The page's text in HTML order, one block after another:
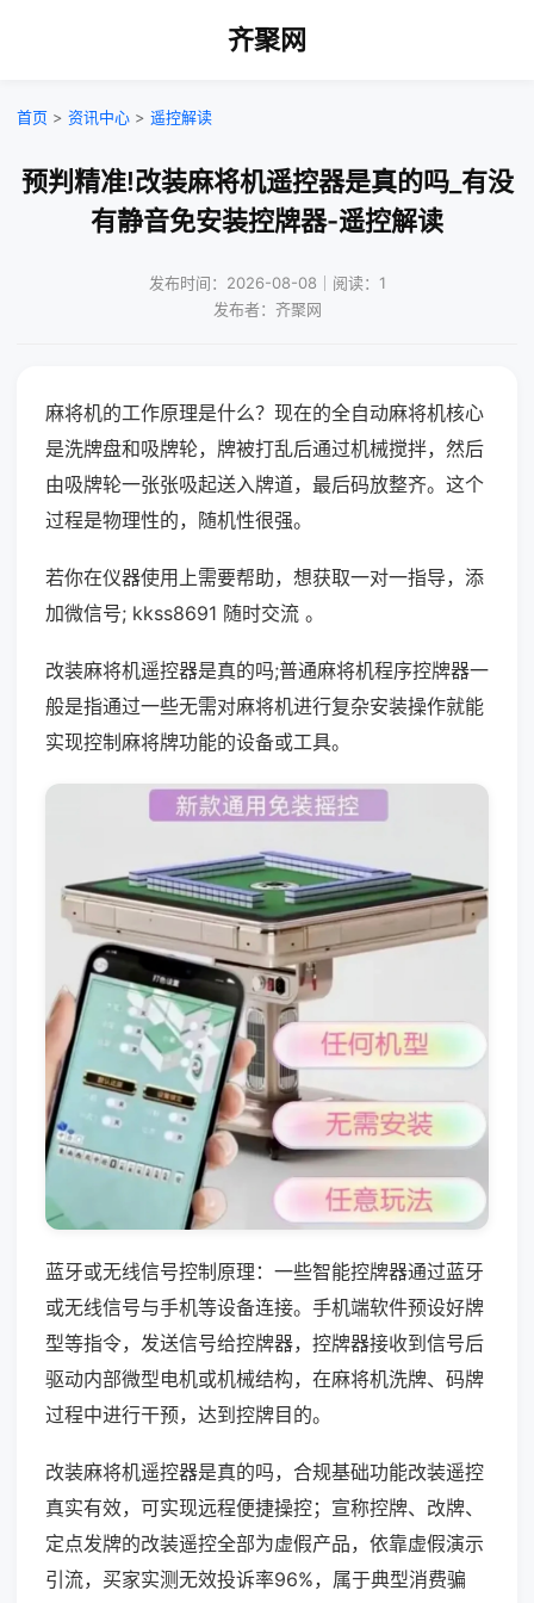
齐聚网
首页 > 资讯中心 > 遥控解读
预判精准!改装麻将机遥控器是真的吗_有没
有静音免安装控牌器-遥控解读
发布时间：2026-08-08｜阅读：1
发布者：齐聚网
麻将机的工作原理是什么？现在的全自动麻将机核心
是洗牌盘和吸牌轮，牌被打乱后通过机械搅拌，然后
由吸牌轮一张张吸起送入牌道，最后码放整齐。这个
过程是物理性的，随机性很强。
若你在仪器使用上需要帮助，想获取一对一指导，添
加微信号; kkss8691 随时交流 。
改装麻将机遥控器是真的吗;普通麻将机程序控牌器一
般是指通过一些无需对麻将机进行复杂安装操作就能
实现控制麻将牌功能的设备或工具。
蓝牙或无线信号控制原理：一些智能控牌器通过蓝牙
或无线信号与手机等设备连接。手机端软件预设好牌
型等指令，发送信号给控牌器，控牌器接收到信号后
驱动内部微型电机或机械结构，在麻将机洗牌、码牌
过程中进行干预，达到控牌目的。
改装麻将机遥控器是真的吗，合规基础功能改装遥控
真实有效，可实现远程便捷操控；宣称控牌、改牌、
定点发牌的改装遥控全部为虚假产品，依靠虚假演示
引流，买家实测无效投诉率96%，属于典型消费骗